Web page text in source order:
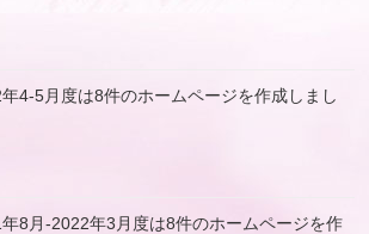
4-5月度は8件のホームページを作成しまし
8月-2022年3月度は8件のホームページを作